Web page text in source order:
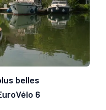
belles
6